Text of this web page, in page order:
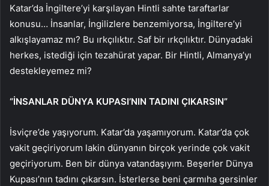
Katar’da İngiltere’yi karşılayan Hintli sahte taraftarlar
konusu… İnsanlar, İngilizlere benzemiyorsa, İngiltere’yi
alkışlayamaz mı? Bu ırkçılıktır. Saf bir ırkçılıktır. Dünyadaki
herkes, istediği için tezahürat yapar. Bir Hintli, Almanya’yı
destekleyemez mi?
“İNSANLAR DÜNYA KUPASI’NIN TADINI ÇIKARSIN”
İsviçre’de yaşıyorum. Katar’da yaşamıyorum. Katar’da çok
vakit geçiriyorum lakin dünyanın birçok yerinde çok vakit
geçiriyorum. Ben bir dünya vatandaşıyım. Beşerler Dünya
Kupası’nın tadını çıkarsın. İsterlerse beni çarmıha gersinler